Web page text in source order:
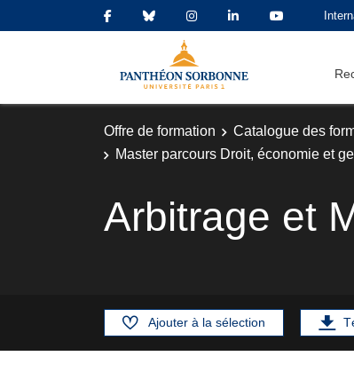
Offre de formation Catalogue des
Master parcours Droit, économie et
Arbitrage et
Ajouter à la sélection